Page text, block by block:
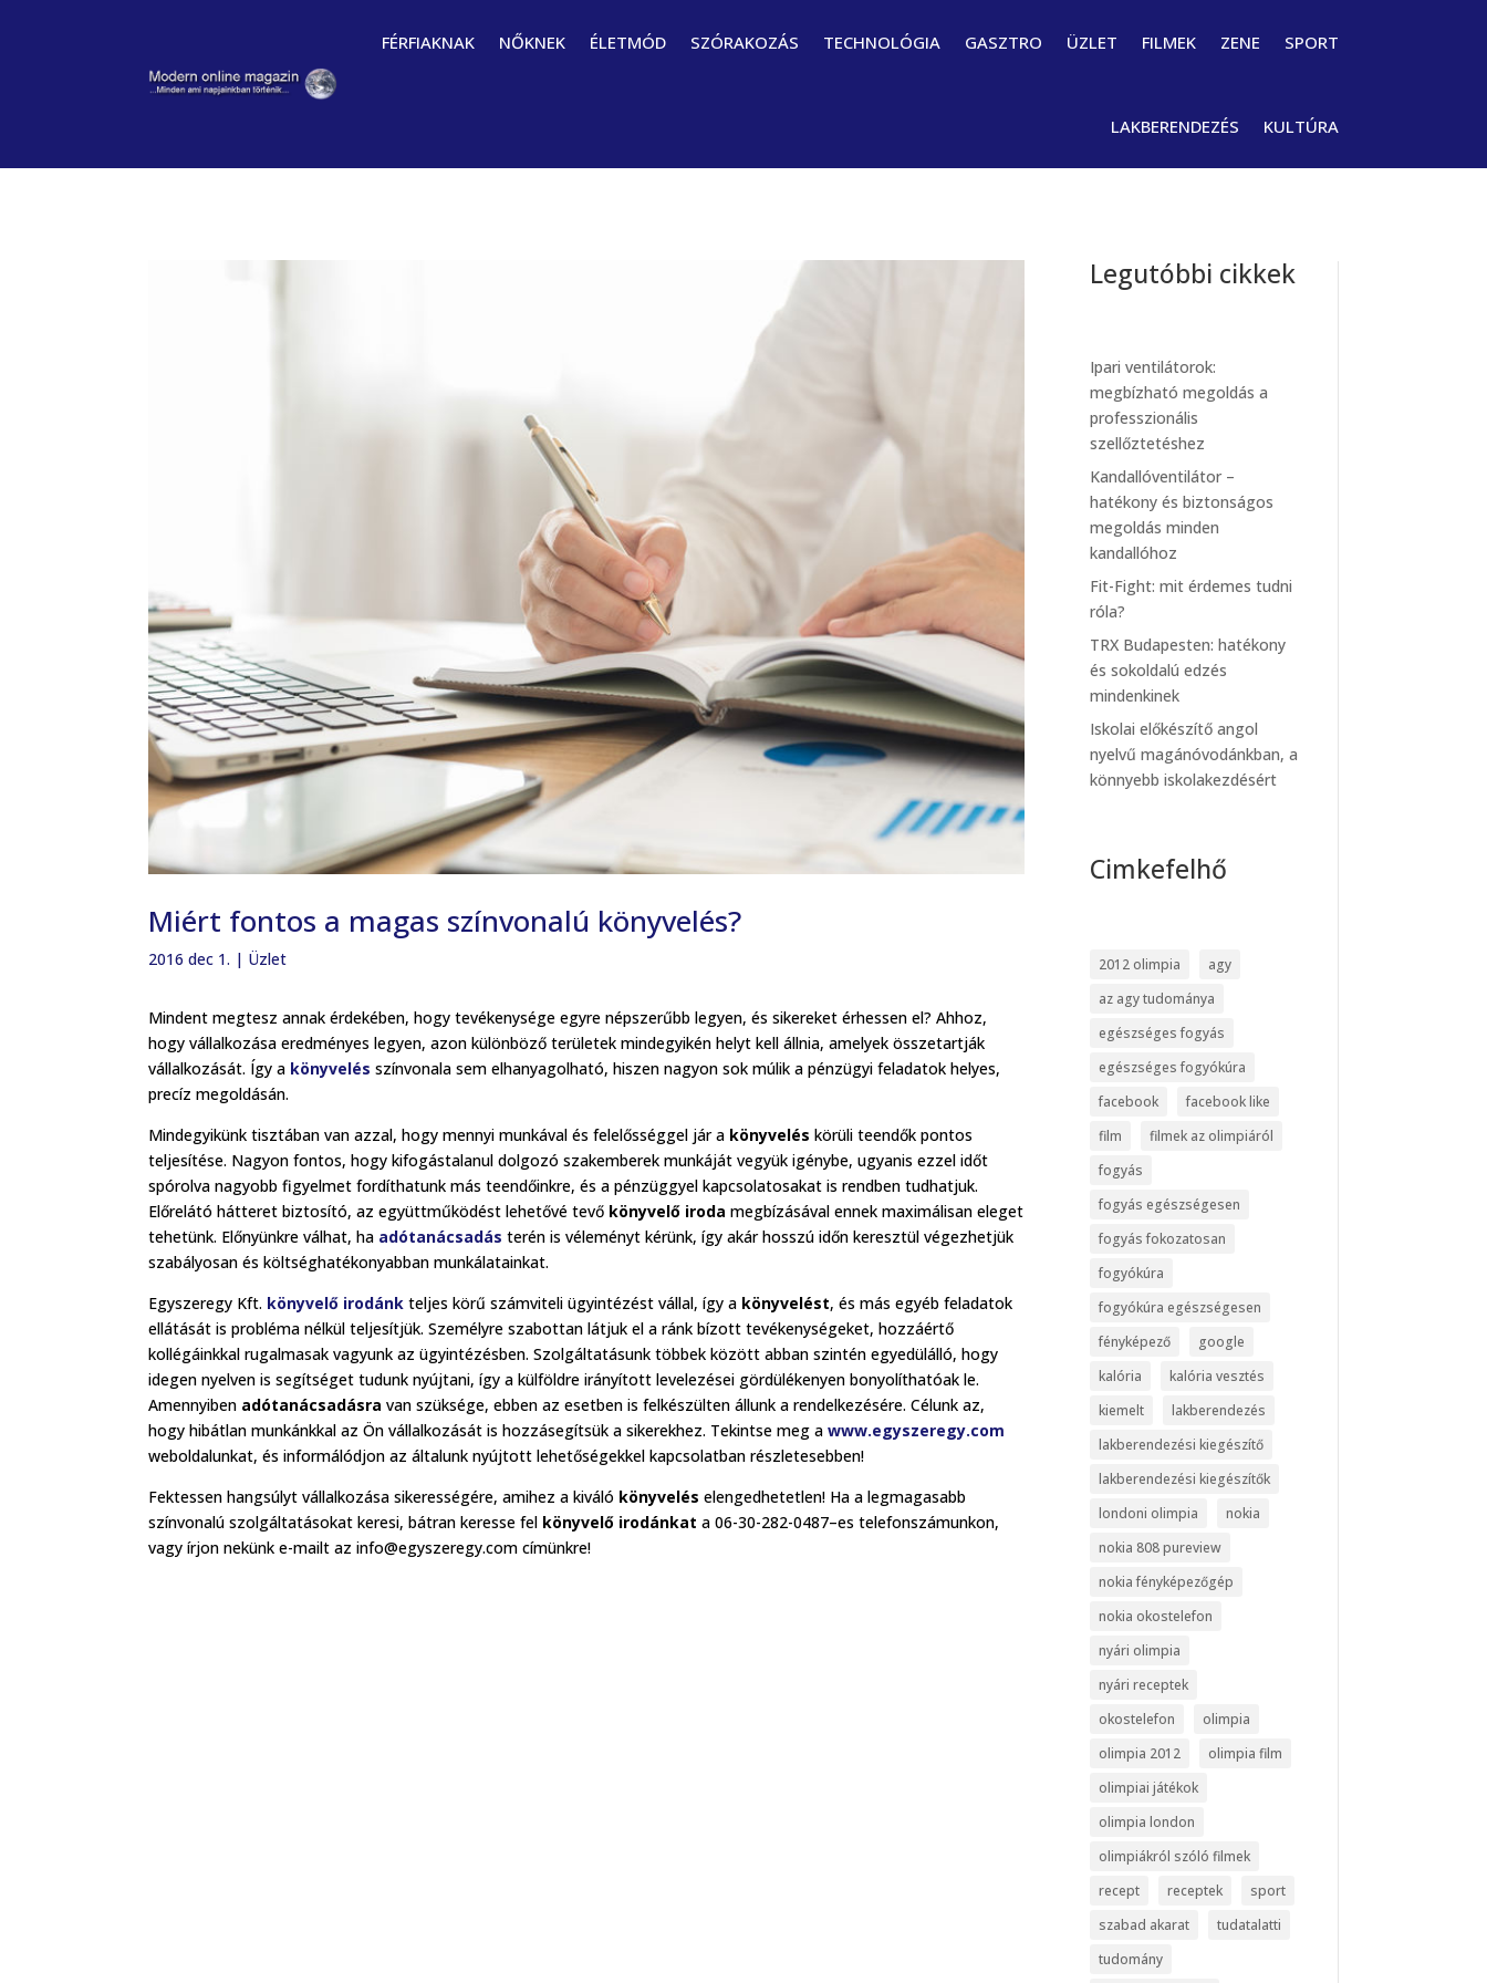
FÉRFIAKNAK NŐKNEK ÉLETMÓD SZÓRAKOZÁS TECHNOLÓGIA GASZTRO ÜZLET FILMEK ZENE SPORT
LAKBERENDEZÉS KULTÚRA
Miért fontos a magas színvonalú könyvelés?
2016 dec 1. | Üzlet
Mindent megtesz annak érdekében, hogy tevékenysége egyre népszerűbb legyen, és sikereket érhessen el? Ahhoz,
hogy vállalkozása eredményes legyen, azon különböző területek mindegyikén helyt kell állnia, amelyek összetartják
vállalkozását. Így a könyvelés színvonala sem elhanyagolható, hiszen nagyon sok múlik a pénzügyi feladatok helyes,
precíz megoldásán.
Mindegyikünk tisztában van azzal, hogy mennyi munkával és felelősséggel jár a könyveléskörüli teendők pontos
teljesítése. Nagyon fontos, hogy kifogástalanul dolgozó szakemberek munkáját vegyük igénybe, ugyanis ezzel időt
spórolva nagyobb figyelmet fordíthatunk más teendőinkre, és a pénzüggyel kapcsolatosakat is rendben tudhatjuk.
Előrelátó hátteret biztosító, az együttműködést lehetővé tevő könyvelő iroda megbízásával ennek maximálisan eleget
tehetünk. Előnyünkre válhat, ha adótanácsadás terén is véleményt kérünk, így akár hosszú időn keresztül végezhetjük
szabályosan és költséghatékonyabban munkálatainkat.
Egyszeregy Kft. könyvelő irodánk teljes körű számviteli ügyintézést vállal, így a könyvelést, és más egyéb feladatok
ellátását is probléma nélkül teljesítjük. Személyre szabottan látjuk el a ránk bízott tevékenységeket, hozzáértő
kollégáinkkal rugalmasak vagyunk az ügyintézésben. Szolgáltatásunk többek között abban szintén egyedülálló, hogy
idegen nyelven is segítséget tudunk nyújtani, így a külföldre irányított levelezései gördülékenyen bonyolíthatóak le.
Amennyiben adótanácsadásra van szüksége, ebben az esetben is felkészülten állunk a rendelkezésére. Célunk az,
hogy hibátlan munkánkkal az Ön vállalkozását is hozzásegítsük a sikerekhez. Tekintse meg awww.egyszeregy.com
weboldalunkat, és informálódjon az általunk nyújtott lehetőségekkel kapcsolatban részletesebben!
Fektessen hangsúlyt vállalkozása sikerességére, amihez a kiváló könyvelés elengedhetetlen! Ha a legmagasabb
színvonalú szolgáltatásokat keresi, bátran keresse fel könyvelő irodánkat a 06-30-282-0487–es telefonszámunkon,
vagy írjon nekünk e-mailt az info@egyszeregy.com címünkre!
Legutóbbi cikkek
Ipari ventilátorok:
megbízható megoldás a
professzionális
szellőztetéshez
Kandallóventilátor –
hatékony és biztonságos
megoldás minden
kandallóhoz
Fit-Fight: mit érdemes tudni
róla?
TRX Budapesten: hatékony
és sokoldalú edzés
mindenkinek
Iskolai előkészítő angol
nyelvű magánóvodánkban, a
könnyebb iskolakezdésért
Cimkefelhő
2012 olimpia
agy
az agy tudománya
egészséges fogyás
egészséges fogyókúra
facebook
facebook like
film
filmek az olimpiáról
fogyás
fogyás egészségesen
fogyás fokozatosan
fogyókúra
fogyókúra egészségesen
fényképező
google
kalória
kalória vesztés
kiemelt
lakberendezés
lakberendezési kiegészítő
lakberendezési kiegészítők
londoni olimpia
nokia
nokia 808 pureview
nokia fényképezőgép
nokia okostelefon
nyári olimpia
nyári receptek
okostelefon
olimpia
olimpia 2012
olimpia film
olimpiai játékok
olimpia london
olimpiákról szóló filmek
recept
receptek
sport
szabad akarat
tudatalatti
tudomány